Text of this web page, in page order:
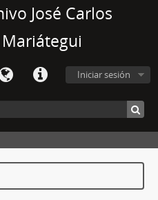
José Carlos
Mariátegui
Iniciar sesión